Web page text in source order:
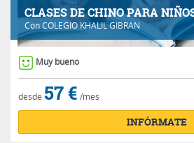
CLASES DE CHINO PARA
ConCOLEGIO KHALIL GIBRAN
Muy bueno
desde 57 € /mes
INFÓRMATE